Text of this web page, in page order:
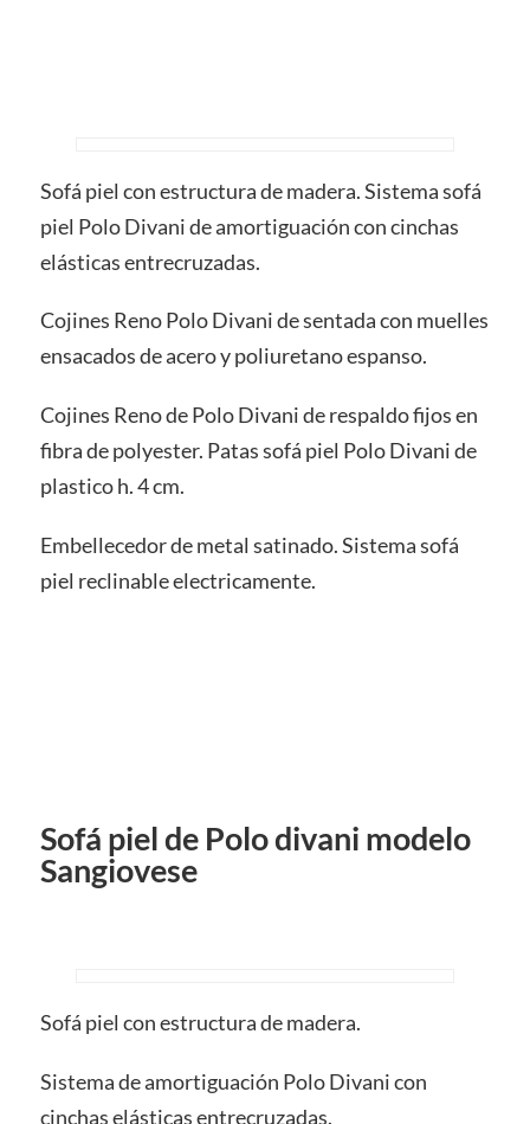
Sofá piel con estructura de madera. Sistema sofá
piel Polo Divani de amortiguación con cinchas
elásticas entrecruzadas.
Cojines Reno Polo Divani de sentada con muelles
ensacados de acero y poliuretano espanso.
Cojines Reno de Polo Divani de respaldo fijos en
fibra de polyester. Patas sofá piel Polo Divani de
plastico h. 4 cm.
Embellecedor de metal satinado. Sistema sofá
piel reclinable electricamente.
Sofá piel de Polo divani modelo
Sangiovese
Sofá piel con estructura de madera.
Sistema de amortiguación Polo Divani con
cinchas elásticas entrecruzadas.